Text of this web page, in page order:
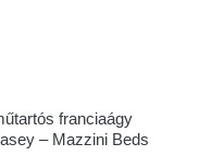
franciaágy
– Mazzini Beds